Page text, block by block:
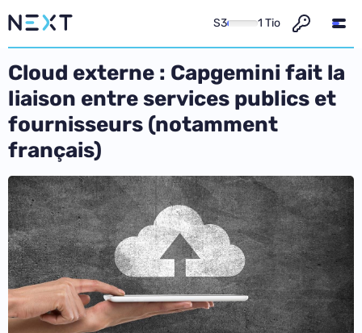
S3 1 Tio
Cloud externe : Capgemini fait la
liaison entre services publics et
fournisseurs (notamment
français)